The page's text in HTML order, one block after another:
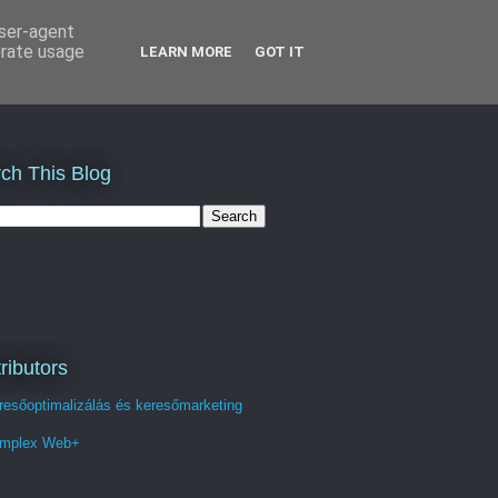
This Blog
és keresőmarketing
Web+
agent
usage
LEARN MORE GOT IT